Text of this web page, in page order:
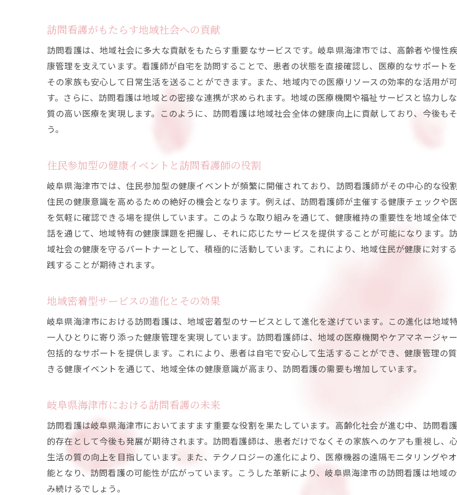
高齢者に優しい訪問看護の取り組み
生活習慣病の予防と管理
社会的孤立を防ぐ訪問看護の重要性
認知症ケアにおける訪問看護の貢献
訪問看護がもたらす慢性疾患患者への生活改善策
慢性疾患の管理における訪問看護の役割
栄養管理と訪問看護の連携
症状悪化を防ぐ早期介入の重要性
慢性疾患における生活指導の実践
訪問看護師の継続的なサポート体制
パーソナライズされたケアプランの提供
訪問看護と他職種との協力体制
健康維持に向けた教育と啓発活動
地域住民への健康チェックキャンペーン
予防医療を推進する訪問看護の取り組み
病院との連携による早期退院支援
訪問看護がもたらす地域社会への貢献
訪問看護は、地域社会に多大な貢献をもたらす重要なサービスです。岐阜県海津市では、高齢者や慢性
康管理を支えています。看護師が自宅を訪問することで、患者の状態を直接確認し、医療的なサポート
その家族も安心して日常生活を送ることができます。また、地域内での医療リソースの効率的な活用が
す。さらに、訪問看護は地域との密接な連携が求められます。地域の医療機関や福祉サービスと協力し
質の高い医療を実現します。このように、訪問看護は地域社会全体の健康向上に貢献しており、今後も
う。
住民参加型の健康イベントと訪問看護師の役割
岐阜県海津市では、住民参加型の健康イベントが頻繁に開催されており、訪問看護師がその中心的な役
住民の健康意識を高めるための絶好の機会となります。例えば、訪問看護師が主催する健康チェックや
を気軽に確認できる場を提供しています。このような取り組みを通じて、健康維持の重要性を地域全体
話を通じて、地域特有の健康課題を把握し、それに応じたサービスを提供することが可能になります。
域社会の健康を守るパートナーとして、積極的に活動しています。これにより、地域住民が健康に対す
践することが期待されます。
地域密着型サービスの進化とその効果
岐阜県海津市における訪問看護は、地域密着型のサービスとして進化を遂げています。この進化は地域
一人ひとりに寄り添った健康管理を実現しています。訪問看護師は、地域の医療機関やケアマネージャ
包括的なサポートを提供します。これにより、患者は自宅で安心して生活することができ、健康管理の
きる健康イベントを通じて、地域全体の健康意識が高まり、訪問看護の需要も増加しています。
岐阜県海津市における訪問看護の未来
訪問看護は岐阜県海津市においてますます重要な役割を果たしています。高齢化社会が進む中、訪問看
的存在として今後も発展が期待されます。訪問看護師は、患者だけでなくその家族へのケアも重視し、
生活の質の向上を目指しています。また、テクノロジーの進化により、医療機器の遠隔モニタリングや
能となり、訪問看護の可能性が広がっています。こうした革新により、岐阜県海津市の訪問看護は地域
み続けるでしょう。